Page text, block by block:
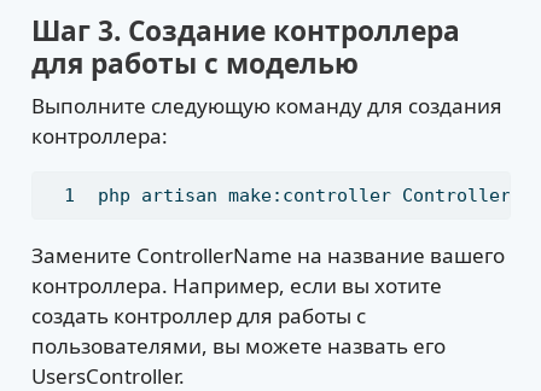
Шаг 3. Создание контроллера
для работы с моделью
Выполните следующую команду для создания
контроллера:
php artisan make:controller
Замените ControllerName на название вашего
контроллера. Например, если вы хотите
создать контроллер для работы с
пользователями, вы можете назвать его
UsersController.